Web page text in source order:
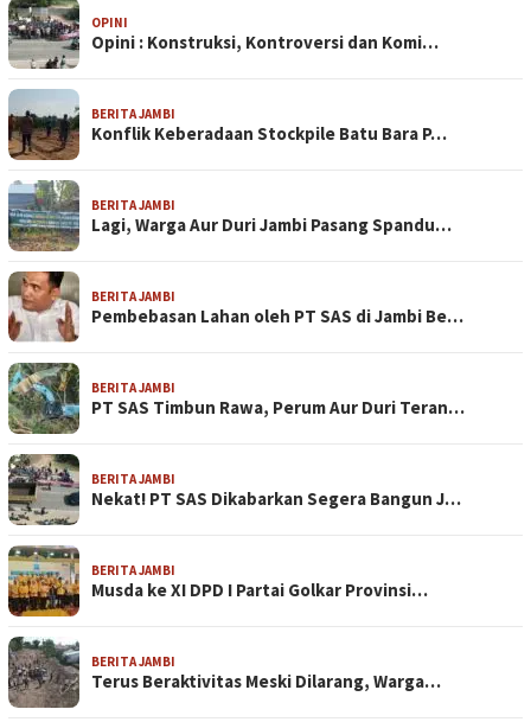
OPINI
Opini : Konstruksi, Kontroversi dan Komi…
BERITA JAMBI
Konflik Keberadaan Stockpile Batu Bara P…
BERITA JAMBI
Lagi, Warga Aur Duri Jambi Pasang Spandu…
BERITA JAMBI
Pembebasan Lahan oleh PT SAS di Jambi Be…
BERITA JAMBI
PT SAS Timbun Rawa, Perum Aur Duri Teran…
BERITA JAMBI
Nekat! PT SAS Dikabarkan Segera Bangun J…
BERITA JAMBI
Musda ke XI DPD I Partai Golkar Provinsi…
BERITA JAMBI
Terus Beraktivitas Meski Dilarang, Warga…